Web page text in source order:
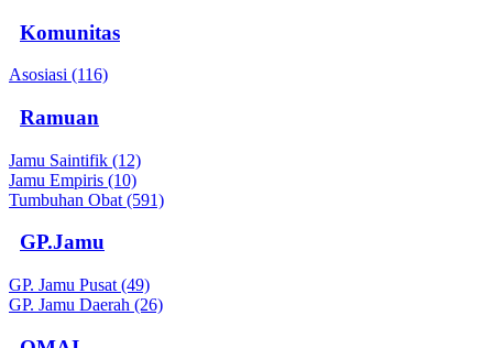
Komunitas
Asosiasi (116)
Ramuan
Jamu Saintifik (12)
Jamu Empiris (10)
Tumbuhan Obat (591)
GP.Jamu
GP. Jamu Pusat (49)
GP. Jamu Daerah (26)